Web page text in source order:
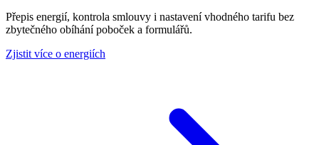
Přepis energií, kontrola smlouvy i nastavení vhodného tarifu bez
zbytečného obíhání poboček a formulářů.
Zjistit více o energiích